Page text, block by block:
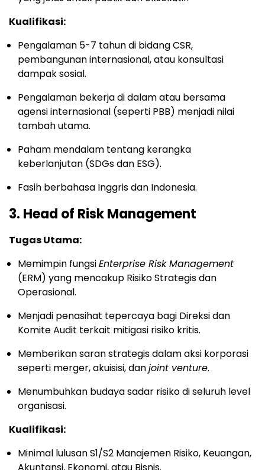
Kualifikasi:
Pengalaman 5-7 tahun di bidang CSR,
pembangunan internasional, atau konsultasi
dampak sosial.
Pengalaman bekerja di dalam atau bersama
agensi internasional (seperti PBB) menjadi nilai
tambah utama.
Paham mendalam tentang kerangka
keberlanjutan (SDGs dan ESG).
Fasih berbahasa Inggris dan Indonesia.
3. Head of Risk Management
Tugas Utama:
Memimpin fungsiEnterprise Risk Management
(ERM) yang mencakup Risiko Strategis dan
Operasional.
Menjadi penasihat tepercaya bagi Direksi dan
Komite Audit terkait mitigasi risiko kritis.
Memberikan saran strategis dalam aksi korporasi
seperti merger, akuisisi, danjoint venture.
Menumbuhkan budaya sadar risiko di seluruh level
organisasi.
Kualifikasi:
Minimal lulusan S1/S2 Manajemen Risiko, Keuangan,
Akuntansi, Ekonomi, atau Bisnis.